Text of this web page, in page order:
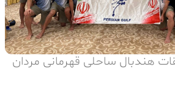
هندبال ساحلی قهرمانی مردان